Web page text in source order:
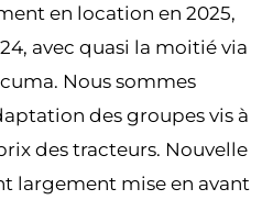
en location en 2025,
avec quasi la moitié via
Nous sommes
des groupes vis à
des tracteurs. Nouvelle
largement mise en avant